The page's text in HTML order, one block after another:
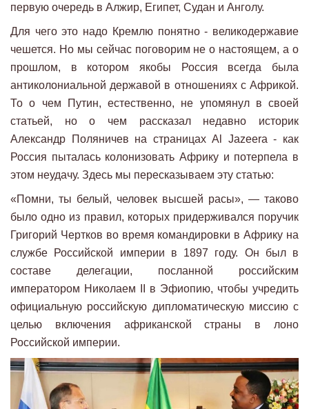
первую очередь в Алжир, Египет, Судан и Анголу.
Для чего это надо Кремлю понятно - великодержавие
чешется. Но мы сейчас поговорим не о настоящем, а о
прошлом, в котором якобы Россия всегда была
антиколониальной державой в отношениях с Африкой.
То о чем Путин, естественно, не упомянул в своей
статьей, но о чем рассказал недавно историк
Александр Поляничев на страницах Al Jazeera - как
Россия пыталась колонизовать Африку и потерпела в
этом неудачу. Здесь мы пересказываем эту статью:
«Помни, ты белый, человек высшей расы», — таково
было одно из правил, которых придерживался поручик
Григорий Чертков во время командировки в Африку на
службе Российской империи в 1897 году. Он был в
составе делегации, посланной российским
императором Николаем II в Эфиопию, чтобы учредить
официальную российскую дипломатическую миссию с
целью включения африканской страны в лоно
Российской империи.